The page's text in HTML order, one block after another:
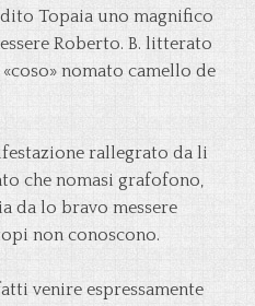
Topaia uno magnifico
Roberto. B. litterato
nomato camello de
rallegrato da li
che nomasi grafofono,
da lo bravo messere
non conoscono.
venire espressamente